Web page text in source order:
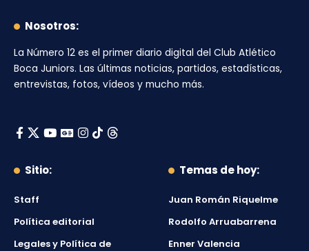
Nosotros:
La Número 12 es el primer diario digital del Club Atlético
Boca Juniors. Las últimas noticias, partidos, estadísticas,
entrevistas, fotos, vídeos y mucho más.
Sitio:
Staff
Política editorial
Legales y Política de
Temas de hoy:
Juan Román Riquelme
Rodolfo Arruabarrena
Enner Valencia